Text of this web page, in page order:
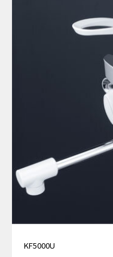
KF5000U